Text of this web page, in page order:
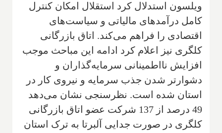
ویلسون استدلال کرد استقلال امکان کنترل
کامل درآمدهای مالیاتی و سیاست‌های
اقتصادی را فراهم می‌کند. اتاق بازرگانی
کلگری نیز اعلام کرد ادامه این مباحث موجب
افزایش نااطمینانی سرمایه‌گذاران و
دشوارتر شدن جذب سرمایه و نیروی کار در
استان شده است. نظرسنجی نشان می‌دهد
49 درصد از 137 شرکت عضو اتاق بازرگانی
کلگری در صورت جدایی آلبرتا به ترک استان